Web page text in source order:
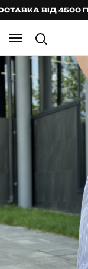
ВІД 4500 ГРН.